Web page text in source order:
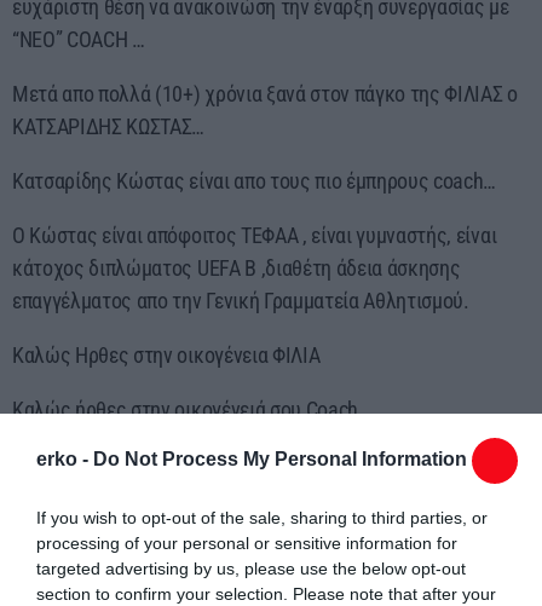
erko - Do Not Process My Personal Information
If you wish to opt-out of the sale, sharing to third parties, or
processing of your personal or sensitive information for
targeted advertising by us, please use the below opt-out
section to confirm your selection. Please note that after your
ευχάριστη θέση να ανακοινώση την έναρξη συνεργασίας με
“ΝΕΟ” COACH …
Μετά απο πολλά (10+) χρόνια ξανά στον πάγκο της ΦΙΛΙΑΣ ο
ΚΑΤΣΑΡΙΔΗΣ ΚΩΣΤΑΣ…
Κατσαρίδης Κώστας είναι απο τους πιο έμπηρους coach…
Ο Κώστας είναι απόφοιτος ΤΕΦΑΑ , είναι γυμναστής, είναι
κάτοχος διπλώματος UEFA B ,διαθέτη άδεια άσκησης
επαγγέλματος απο την Γενική Γραμματεία Αθλητισμού.
Καλώς Ηρθες στην οικογένεια ΦΙΛΙΑ
Καλώς ήρθες στην οικογένειά σου Coach…
thrakisports.gr